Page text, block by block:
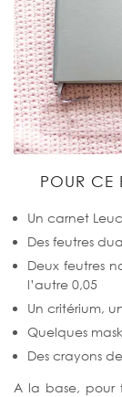
POUR CE
Un carnet
Des feutres
Deux feutres
l’autre 0,05
Un critérium,
Quelques
Des crayons
A la base, pour